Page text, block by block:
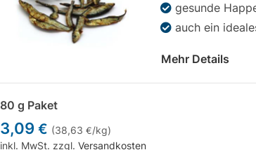
gesunde
auch ein
Mehr Details
80 g Paket
3,09€ (38,63€/kg)
inkl. MwSt. zzgl.Versandkosten